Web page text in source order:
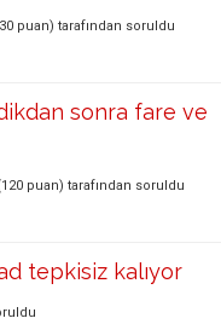
puan) tarafından soruldu
sonra fare ve
120 puan) tarafından soruldu
tepkisiz kalıyor